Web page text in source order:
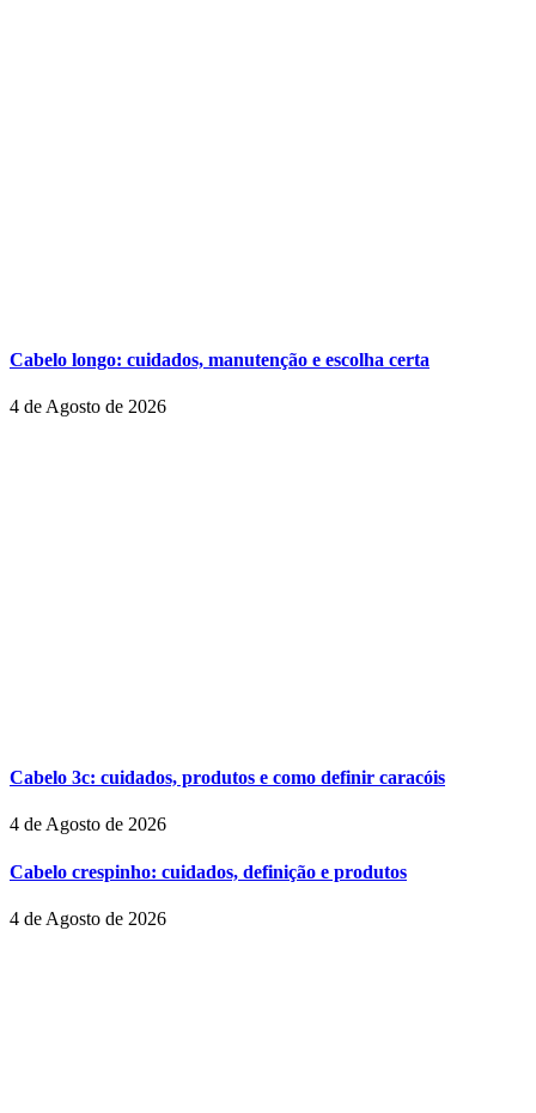
Cabelo longo: cuidados, manutenção e escolha certa
4 de Agosto de 2026
Cabelo 3c: cuidados, produtos e como definir caracóis
4 de Agosto de 2026
Cabelo crespinho: cuidados, definição e produtos
4 de Agosto de 2026